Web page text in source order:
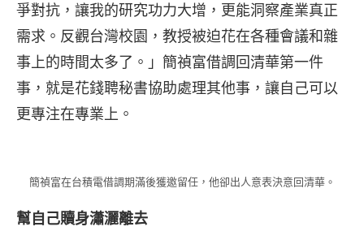
爭對抗，讓我的研究功力大增，更能洞察產業真正
需求。反觀台灣校園，教授被迫花在各種會議和雜
事上的時間太多了。」簡禎富借調回清華第一件
事，就是花錢聘秘書協助處理其他事，讓自己可以
更專注在專業上。
簡禎富在台積電借調期滿後獲邀留任，他卻出人意表決意回清華。
幫自己贖身瀟灑離去